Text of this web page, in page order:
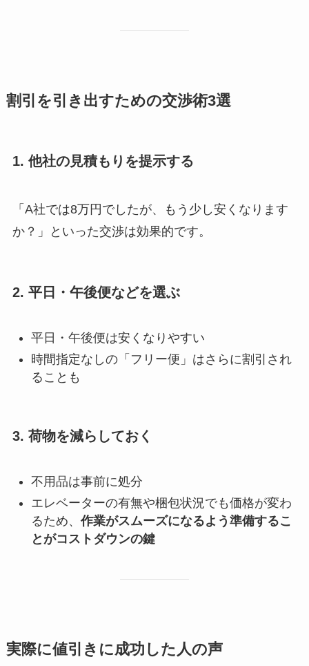
割引を引き出すための交渉術3選
1. 他社の見積もりを提示する
「A社では8万円でしたが、もう少し安くなります
か？」といった交渉は効果的です。
2. 平日・午後便などを選ぶ
平日・午後便は安くなりやすい
時間指定なしの「フリー便」はさらに割引され
ることも
3. 荷物を減らしておく
不用品は事前に処分
エレベーターの有無や梱包状況でも価格が変わ
るため、 作業がスムーズになるよう準備するこ
とがコストダウンの鍵
実際に値引きに成功した人の声